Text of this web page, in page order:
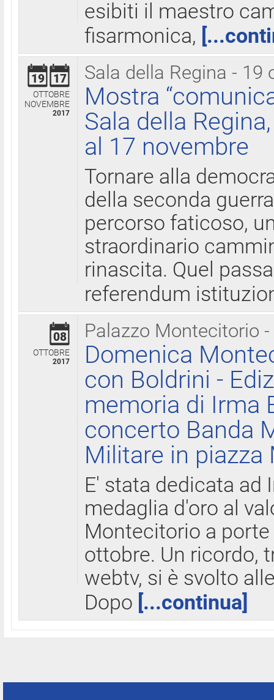
esibiti il maestro
fisarmonica,
Sala della Regina - 19
19 17
OTTOBRE
NOVEMBRE
2017
Mostra
Sala della
al 17 novembre
Tornare alla
della seconda
percorso faticoso,
straordinario
rinascita. Quel
referendum
Palazzo Montecitorio
08
OTTOBRE
2017
Domenica
con Boldrini -
memoria di Irma
concerto Banda
Militare in
E' stata dedicata ad
medaglia d'oro al
Montecitorio a
ottobre. Un ricordo,
webtv, si è svolto
Dopo [...continua]